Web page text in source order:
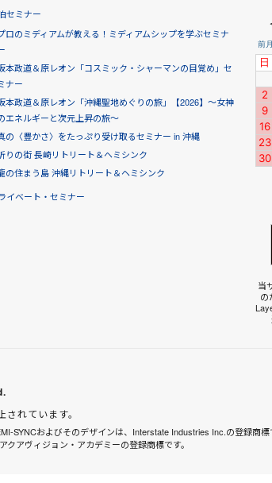
セミナー
ロのミディアムが教える！ミディアムシップを学ぶセミナ
本政道＆原レオン「コスミック・シャーマンの目覚め」セ
ナー
本政道＆原レオン「沖縄聖地めぐりの旅」【2026】～女神
エネルギーと次元上昇の旅～
の〈豊かさ〉をたっぷり受け取るセミナー in 沖縄
りの街 長崎リトリート＆ヘミシンク
の住まう島 沖縄リトリート＆ヘミシンク
イベート・セミナー
当
の
れています。
SYNCおよびそのデザインは、Interstate Industries Inc.の登録商標
アヴィジョン・アカデミーの登録商標です。